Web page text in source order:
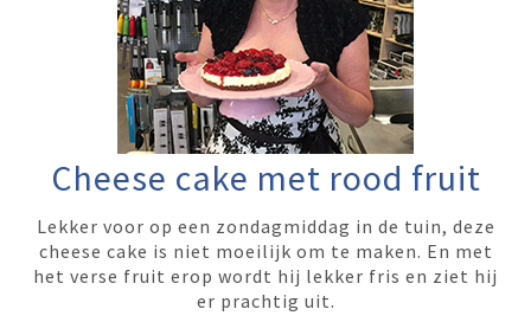
Cheese cake met rood fruit
Lekker voor op een zondagmiddag in de tuin, deze
cheese cake is niet moeilijk om te maken. En met
het verse fruit erop wordt hij lekker fris en ziet hij
er prachtig uit.